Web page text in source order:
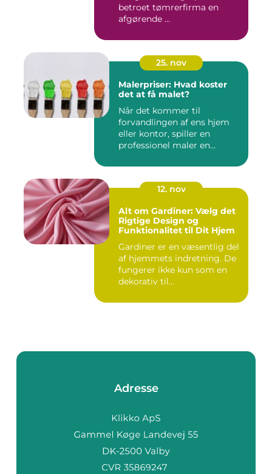
betroet tømrerfirma en
afgørende ...
25. nov
Malerpriser: Hvad koster
det at få malet?
Når det kommer til
forvandlingen af ens hjem
eller kontor, spiller en
professionel maler en
12. nov
Alt om Gardiner: Vælg det
Rigtige Design og
Funktionalitet til Dit Hjem
Gardiner er en væsentlig del
af hjemmets indretning. De
fungerer ikke kun som en
dekorativ til...
Adresse